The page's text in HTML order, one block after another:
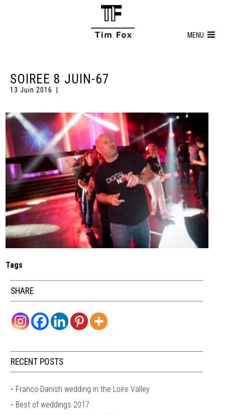
MENU
SOIREE 8 JUIN-67
13 Juin 2016
Tags
SHARE
RECENT POSTS
Franco-Danish wedding in the Loire Valley
Best of weddings 2017